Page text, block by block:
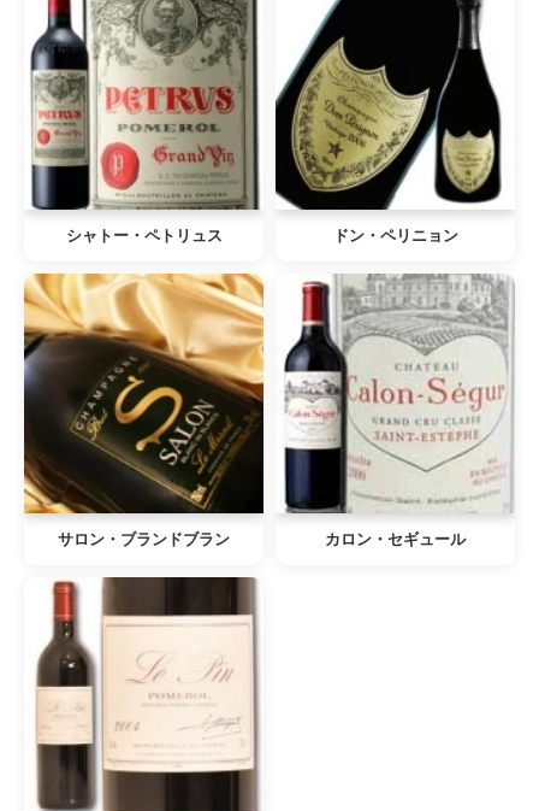
シャトー・ペトリュス ドン・ペリニョン
サロン・ブランドブラン カロン・セギュール